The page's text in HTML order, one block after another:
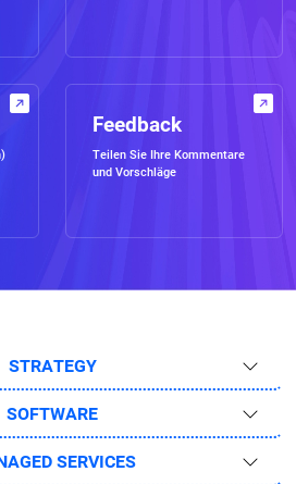
Feedback
Teilen Sie Ihre Kommentare
und Vorschläge
STRATEGY
SOFTWARE
SERVICES